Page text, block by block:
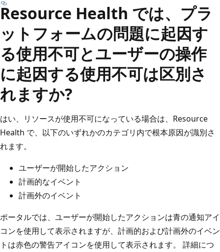
Resource Health では、プラ
ットフォームの問題に起因す
る使用不可とユーザーの操作
に起因する使用不可は区別さ
れますか?
はい、リソースが使用不可になっている場合は、Resource
Health で、以下のいずれかのカテゴリ内で根本原因が識別さ
れます。
ユーザーが開始したアクション
計画的なイベント
計画外のイベント
ポータルでは、ユーザーが開始したアクションは青の通知アイ
コンを使用して表示されますが、計画的および計画外のイベン
トは赤色の警告アイコンを使用して表示されます。 詳細につ